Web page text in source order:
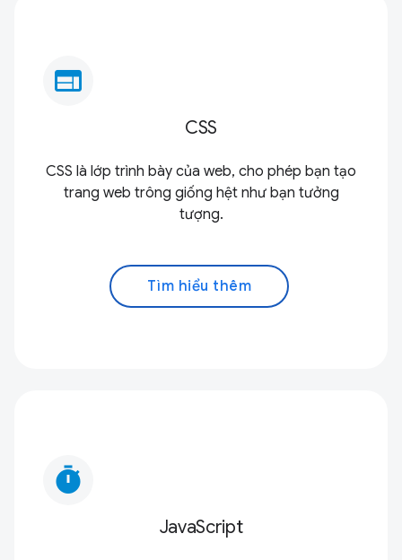
web
CSS
CSS là lớp trình bày của web, cho phép bạn tạo
trang web trông giống hệt như bạn tưởng
tượng.
Tìm hiểu thêm
timer
JavaScript